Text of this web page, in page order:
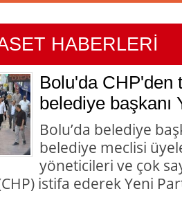
HABERLERİ
Bolu'da CHP'den
belediye başkanı
Bolu’da belediye
belediye meclisi
yöneticileri ve çok
istifa ederek Yeni